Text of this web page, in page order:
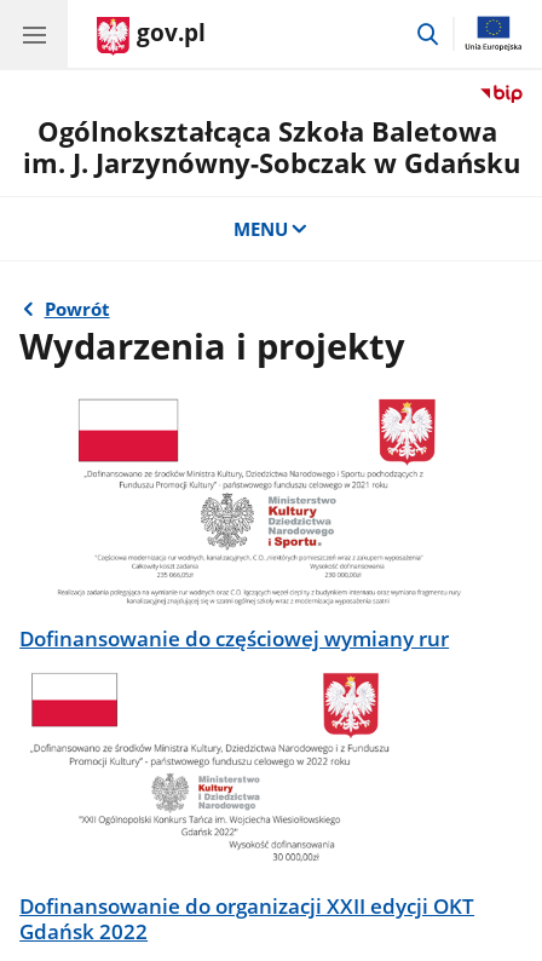
gov.pl
przejdź
Ogólnokształcąca Szkoła Baletowa
im. J. Jarzynówny-Sobczak w Gdańsku
MENU
Powrót
Wydarzenia i projekty
Dofinansowanie do częściowej wymiany rur
Dofinansowanie do organizacji XXII edycji OKT
Gdańsk 2022